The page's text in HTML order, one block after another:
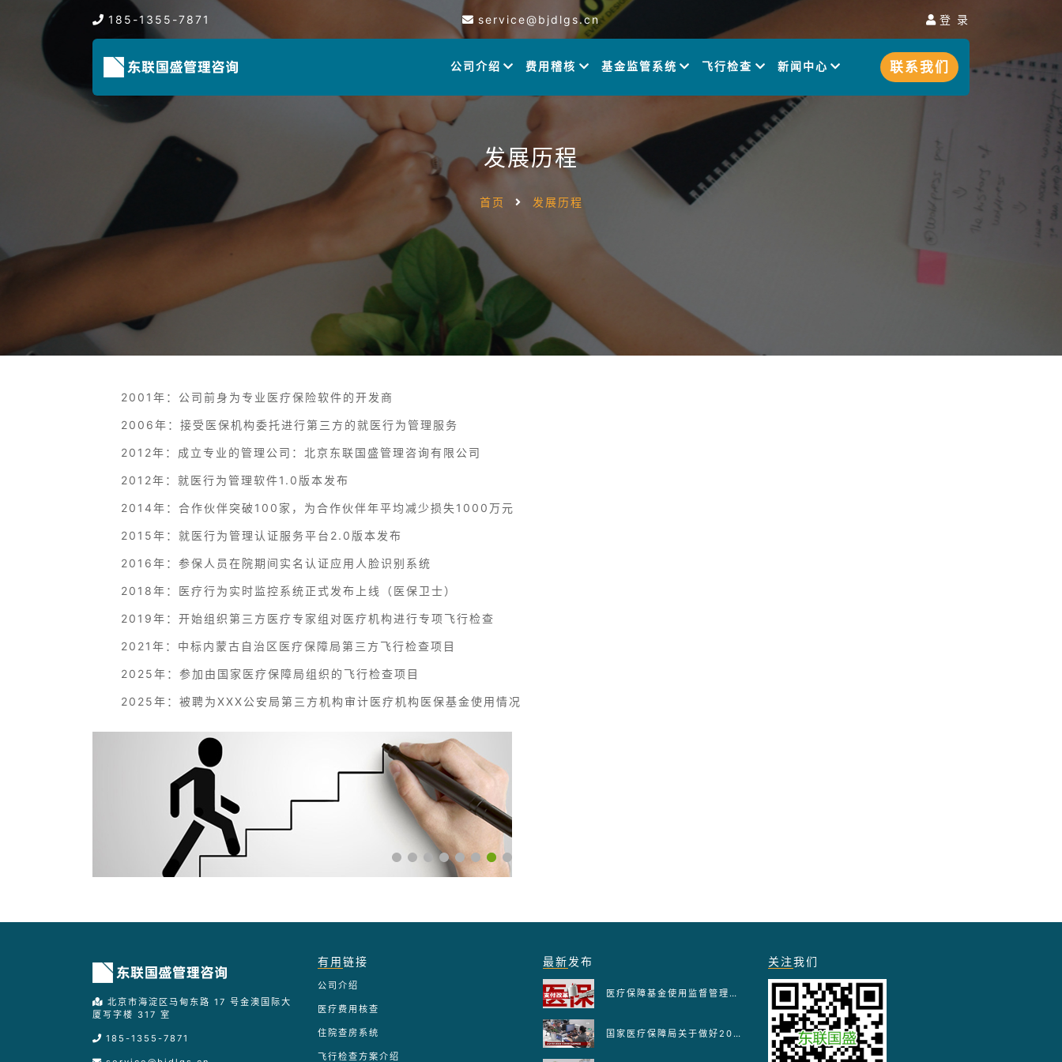
185-1355-7871 service@bjdlgs.cn 登 录
公司介绍 费用稽核 基金监管系统 飞行检查 新闻中心 联系我们
发展历程
首页 发展历程
2001年：公司前身为专业医疗保险软件的开发商
2006年：接受医保机构委托进行第三方的就医行为管理服务
2012年：成立专业的管理公司：北京东联国盛管理咨询有限公司
2012年：就医行为管理软件1.0版本发布
2014年：合作伙伴突破100家，为合作伙伴年平均减少损失1000万元
2015年：就医行为管理认证服务平台2.0版本发布
2016年：参保人员在院期间实名认证应用人脸识别系统
2018年：医疗行为实时监控系统正式发布上线（医保卫士）
2019年：开始组织第三方医疗专家组对医疗机构进行专项飞行检查
2021年：中标内蒙古自治区医疗保障局第三方飞行检查项目
2025年：参加由国家医疗保障局组织的飞行检查项目
2025年：被聘为XXX公安局第三方机构审计医疗机构医保基金使用情况
北京市海淀区马甸东路 17 号金澳国际大
厦写字楼 317 室
185-1355-7871
有用链接
公司介绍
医疗费用核查
住院查房系统
飞行检查方案介绍
最新发布
医疗保障基金使用监督管理条例实施细则
国家医疗保障局关于做好2026年医疗保障基金监管工作的通知
关注我们